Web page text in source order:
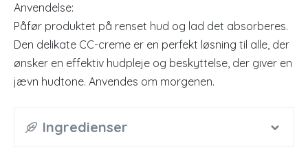
Anvendelse:
Påfør produktet på renset hud og lad det absorberes.
Den delikate CC-creme er en perfekt løsning til alle, der
ønsker en effektiv hudpleje og beskyttelse, der giver en
jævn hudtone. Anvendes om morgenen.
Ingredienser